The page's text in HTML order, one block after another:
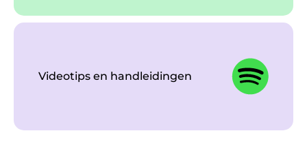
Videotips en handleidingen